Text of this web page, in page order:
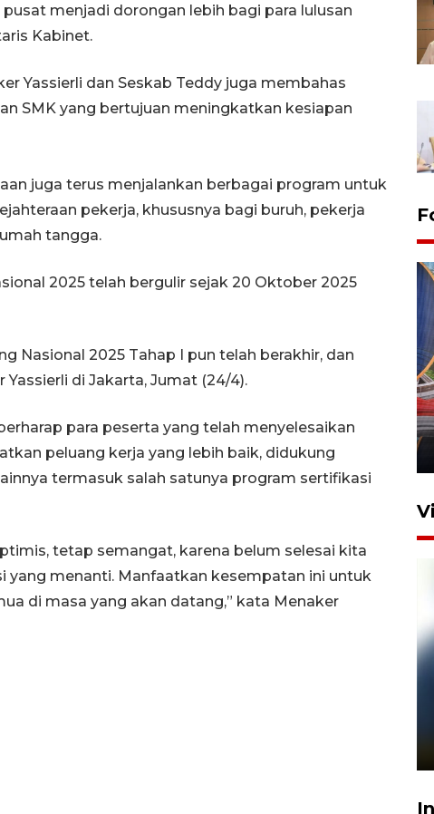
menjadi dorongan lebih bagi para lulusan
Kabinet.
Yassierli dan Seskab Teddy juga membahas
SMK yang bertujuan meningkatkan kesiapan
juga terus menjalankan berbagai program untuk
pekerja, khususnya bagi buruh, pekerja
tangga.
2025 telah bergulir sejak 20 Oktober 2025
Nasional 2025 Tahap I pun telah berakhir, dan
di Jakarta, Jumat (24/4).
para peserta yang telah menyelesaikan
peluang kerja yang lebih baik, didukung
termasuk salah satunya program sertifikasi
tetap semangat, karena belum selesai kita
yang menanti. Manfaatkan kesempatan ini untuk
di masa yang akan datang,” kata Menaker
Komisi V DPR tinjau
Stasiun Bogor
12 Juni 2026 18:49